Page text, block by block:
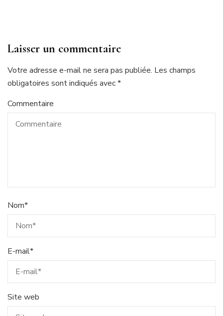
Laisser un commentaire
Votre adresse e-mail ne sera pas publiée. Les champs
obligatoires sont indiqués avec*
Commentaire
Nom*
E-mail*
Site web